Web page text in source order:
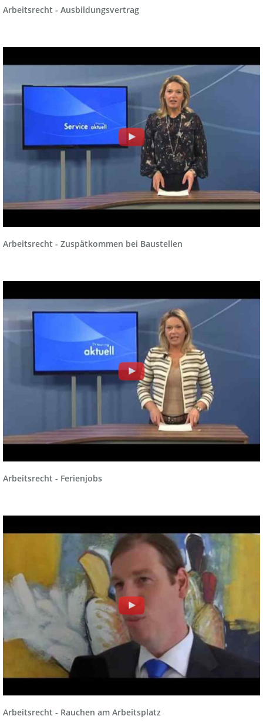
Arbeitsrecht - Ausbildungsvertrag
Arbeitsrecht - Zuspätkommen bei Baustellen
Arbeitsrecht - Ferienjobs
Arbeitsrecht - Rauchen am Arbeitsplatz